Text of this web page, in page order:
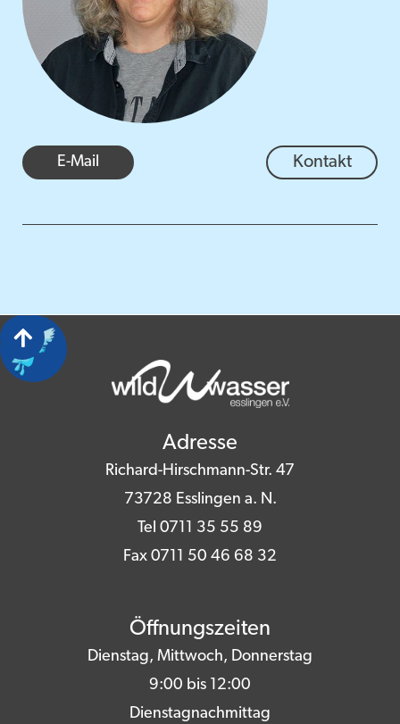
E-Mail Kontakt

Adresse
Richard-Hirschmann-Str. 47
73728 Esslingen a. N.
Tel 0711 35 55 89
Fax 0711 50 46 68 32
Öffnungszeiten
Dienstag, Mittwoch, Donnerstag
9:00 bis 12:00
Dienstagnachmittag